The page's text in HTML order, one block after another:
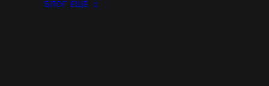
БЛОГ ЕЩЁ